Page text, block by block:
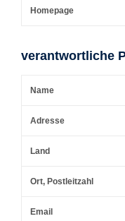
Homepage
verantwortliche
Name
Adresse
Land
Ort, Postleitzahl
Email